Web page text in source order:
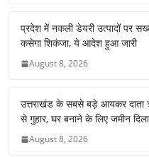
प्रदेश में नकली डेयरी उत्पादों पर
कसेगा शिकंजा, ये आदेश हुआ जारी
August 8, 2026
उत्तराखंड के सबसे बड़े आयकर दाता
से गुहार, घर बनाने के लिए जमीन
August 8, 2026